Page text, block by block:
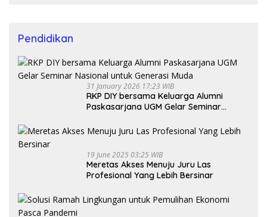
Pendidikan
31 January 2026 17:23 WIB
RKP DIY bersama Keluarga Alumni
Paskasarjana UGM Gelar Seminar
19 June 2025 03:25 WIB
Meretas Akses Menuju Juru Las
Profesional Yang Lebih Bersinar